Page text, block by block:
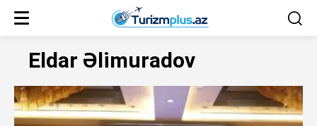
Eldar Əlimuradov